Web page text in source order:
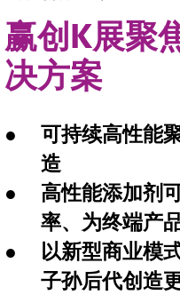
赢创K展聚
决方案
可持续高性能
造
高性能添加剂
率、为终端产
以新型商业模
子孙后代创造